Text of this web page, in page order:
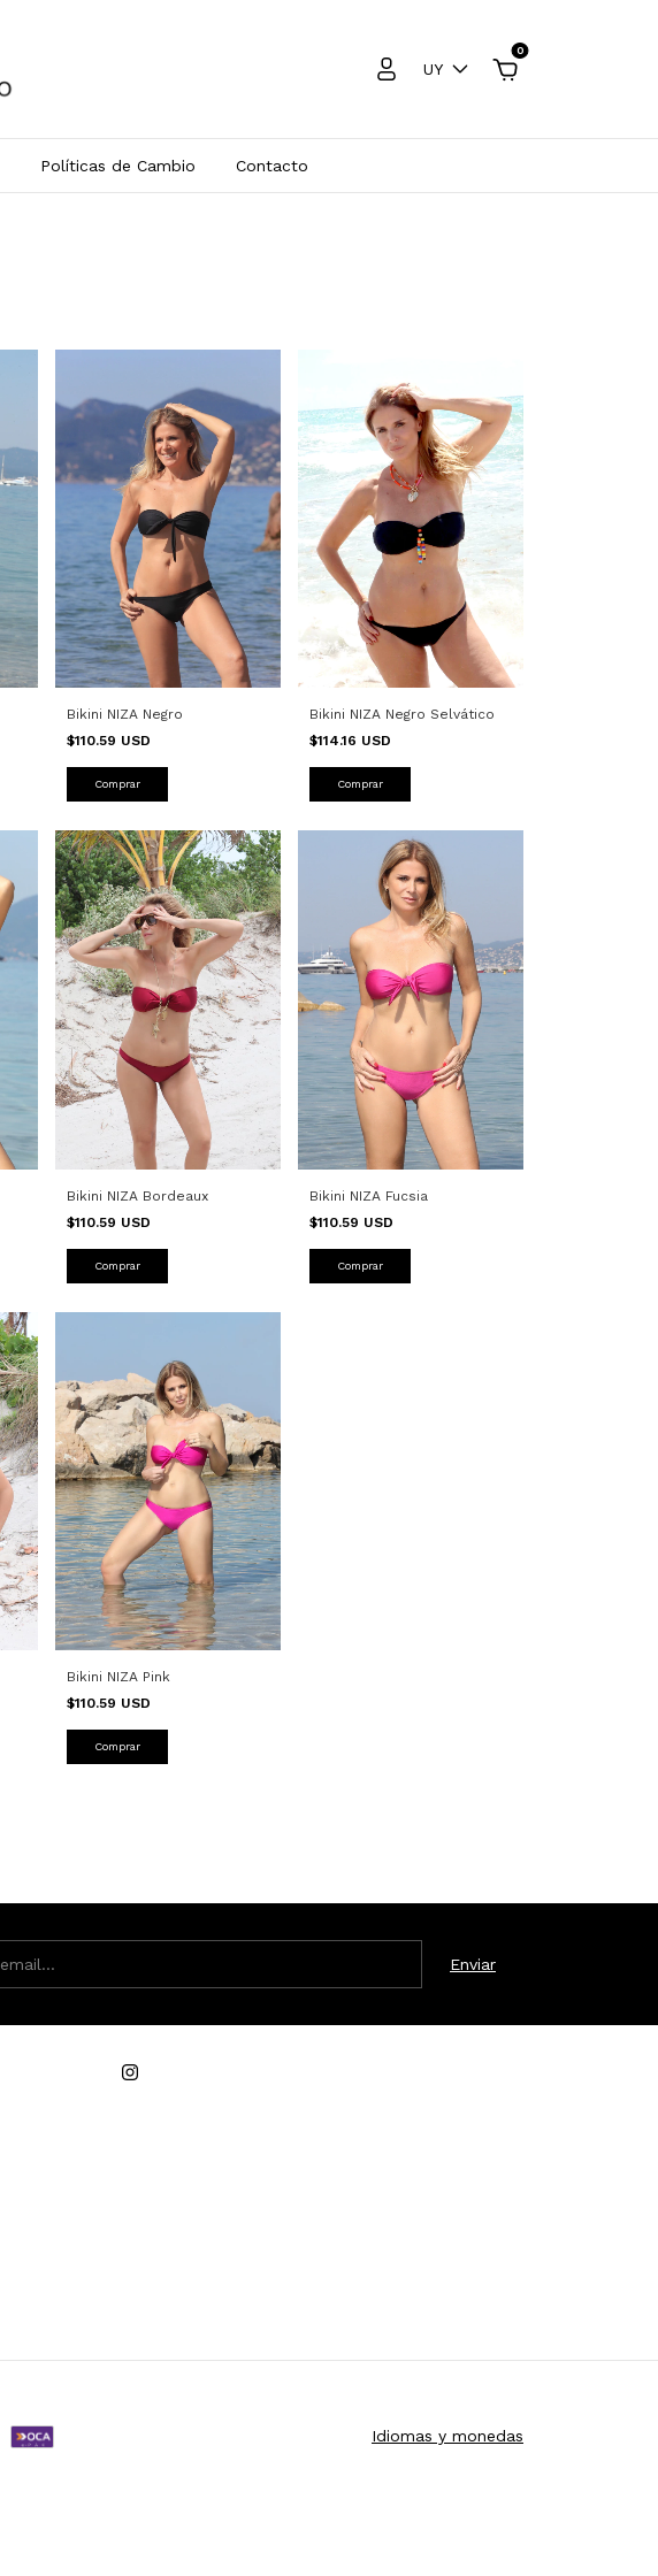
UY
0
Políticas de Cambio Contacto
Bikini NIZA Negro
$110.59 USD
Comprar
Bikini NIZA Negro Selvático
$114.16 USD
Comprar
Bikini NIZA Bordeaux
$110.59 USD
Comprar
Bikini NIZA Fucsia
$110.59 USD
Comprar
Bikini NIZA Pink
$110.59 USD
Comprar
Idiomas y monedas